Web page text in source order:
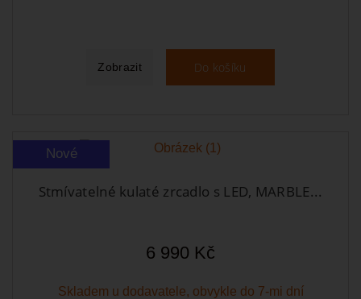
Zobrazit Do košíku
Nové
Stmívatelné kulaté zrcadlo s LED, MARBLE...
6 990 Kč
Skladem u dodavatele, obvykle do 7-mi dní